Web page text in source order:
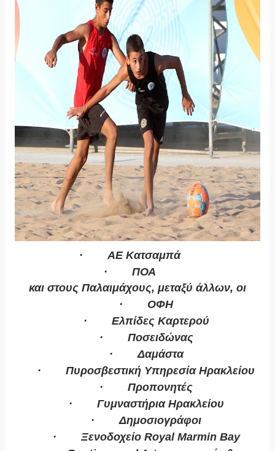
·
ΑΕ Κατσαμπά
·
ΠΟΑ
και στους Παλαιμάχους, μεταξύ άλλων, οι
·
ΟΦΗ
·
Ελπίδες Καρτερού
·
Ποσειδώνας
·
Δαμάστα
·
Πυροσβεστική Υπηρεσία Ηρακλείου
·
Προπονητές
·
Γυμναστήρια Ηρακλείου
·
Δημοσιογράφοι
·
Ξενοδοχείο Royal Marmin Bay